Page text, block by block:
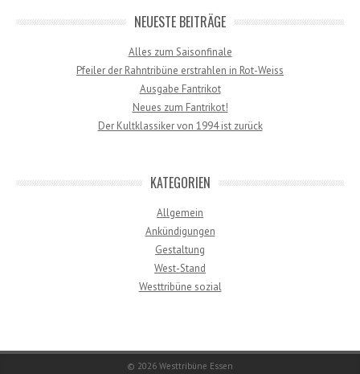
NEUESTE BEITRÄGE
Alles zum Saisonfinale
Pfeiler der Rahntribüne erstrahlen in Rot-Weiss
Ausgabe Fantrikot
Neues zum Fantrikot!
Der Kultklassiker von 1994 ist zurück
KATEGORIEN
Allgemein
Ankündigungen
Gestaltung
West-Stand
Westtribüne sozial
© 2026 Westtribüne Essen